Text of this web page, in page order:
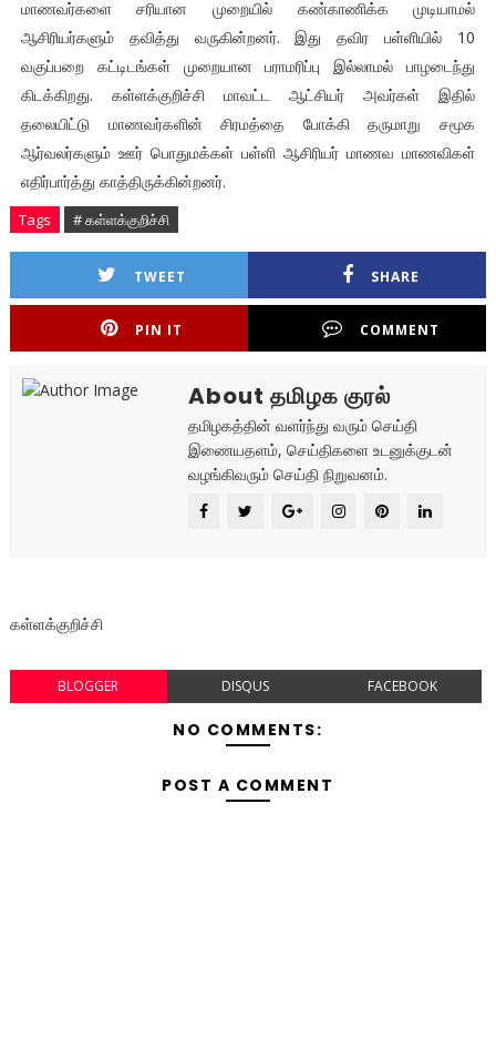
மாணவர்களை சரியான முறையில் கண்காணிக்க முடியாமல்
ஆசிரியர்களும் தவித்து வருகின்றனர். இது தவிர பள்ளியில் 10
வகுப்பறை கட்டிடங்கள் முறையான பராமரிப்பு இல்லாமல் பாழடைந்து
கிடக்கிறது. கள்ளக்குறிச்சி மாவட்ட ஆட்சியர் அவர்கள் இதில்
தலையிட்டு மாணவர்களின் சிரமத்தை போக்கி தருமாறு சமூக
ஆர்வலர்களும் ஊர் பொதுமக்கள் பள்ளி ஆசிரியர் மாணவ மாணவிகள்
எதிர்பார்த்து காத்திருக்கின்றனர்.
Tags # கள்ளக்குறிச்சி
TWEET SHARE
PIN IT COMMENT
About தமிழக குரல்
தமிழகத்தின் வளர்ந்து வரும் செய்தி
இணையதளம், செய்திகளை உடனுக்குடன்
வழங்கிவரும் செய்தி நிறுவனம்.
கள்ளக்குறிச்சி
BLOGGER DISQUS FACEBOOK
NO COMMENTS:
POST A COMMENT